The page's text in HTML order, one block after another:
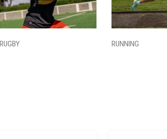
RUGBY RUNNING